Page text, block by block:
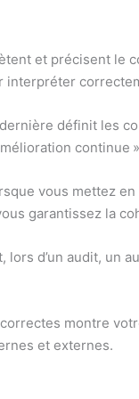
et précisent le
définit les
continue
vous mettez
garantissez la
lors d’un audit,
montre
et externes.